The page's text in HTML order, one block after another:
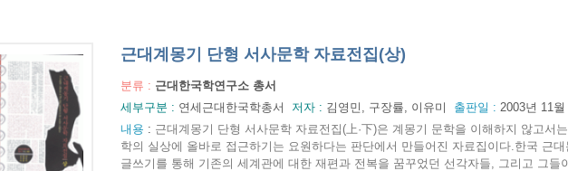
근대계몽기 단형 서사문학 자료전집(상)
분류 : 근대한국학연구소 총서
세부구분 : 연세근대한국학총서 저자 : 김영민, 구장률, 이유미 출판일 : 2003년 11월
내용 : 근대계몽기 단형 서사문학 자료전집(上·下)은 계몽기 문학을 이해하지 않고서
학의 실상에 올바로 접근하기는 요원하다는 판단에서 만들어진 자료집이다.한국 근대
글쓰기를 통해 기존의 세계관에 대한 재편과 전복을 꿈꾸었던 선각자들, 그리고 그들